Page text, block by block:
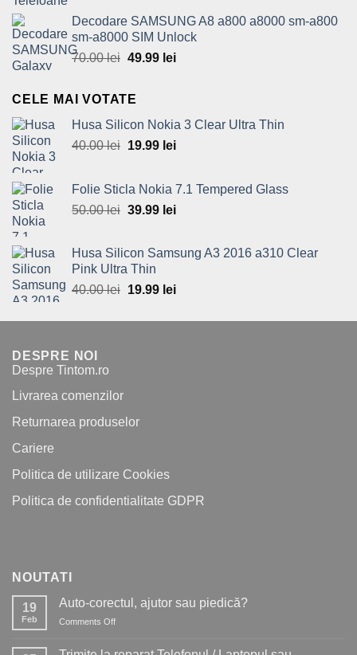
was:
100.00 lei.
is:
49.99 lei.
Decodare SAMSUNG A8 a800 a8000 sm-a800
sm-a8000 SIM Unlock
70.00lei Original
was:
70.00 lei.
49.99 leiCurrent
CELE MAI VOTATE
Husa Silicon Nokia 3 Clear Ultra Thin
40.00lei Original
40.00 lei.
19.99 leiCurrent
19.99 lei.
Folie Sticla Nokia 7.1 Tempered Glass
50.00lei Original
50.00 lei.
39.99 leiCurrent
39.99 lei.
Husa Silicon Samsung A3 2016 a310 Clear
Pink Ultra Thin
40.00lei Original
was:
19.99 leiCurrent
is:
DESPRE NOI
Despre Tintom.ro
Livrarea comenzilor
Returnarea produselor
Cariere
Politica de utilizare Cookies
Politica de confidentialitate GDPR
NOUTATI
19
Feb
Auto-corectul, ajutor sau piedică?
Comments Off